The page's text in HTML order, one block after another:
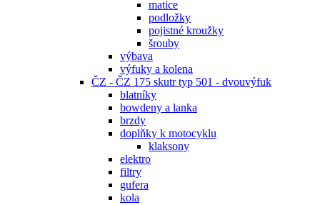
matice
podložky
pojistné kroužky
šrouby
výbava
výfuky a kolena
ČZ - ČZ 175 skutr typ 501 - dvouvýfuk
blatníky
bowdeny a lanka
brzdy
doplňky k motocyklu
klaksony
elektro
filtry
gufera
kola